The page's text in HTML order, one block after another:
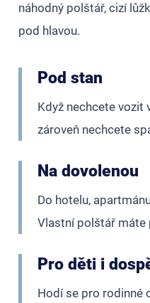
náhodný polštář, cizí
pod hlavou.
Pod stan
Když nechcete vozit
zároveň nechcete
Na dovolenou
Do hotelu,
Vlastní polštář máte
Pro děti i
Hodí se pro rodinné